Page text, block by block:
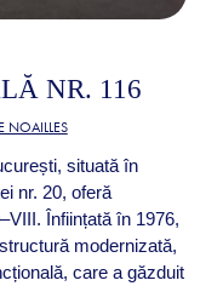
NR. 116
NOAILLES
situată în
nr. 20, oferă
Înființată în 1976,
modernizată,
care a găzduit